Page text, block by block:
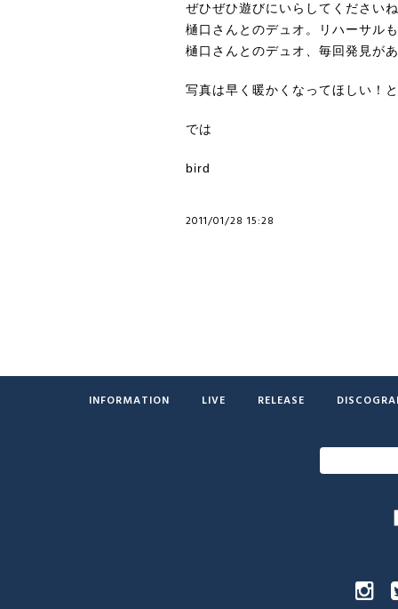
ぜひぜひ遊びにいらしてください
樋口さんと のデュオ。リハーサル
樋口さんとのデュオ、毎回発見が
写真は早く暖かくなってほしい！
では
bird
2011/01/28 15:28
INFORMATION LIVE RELEASE